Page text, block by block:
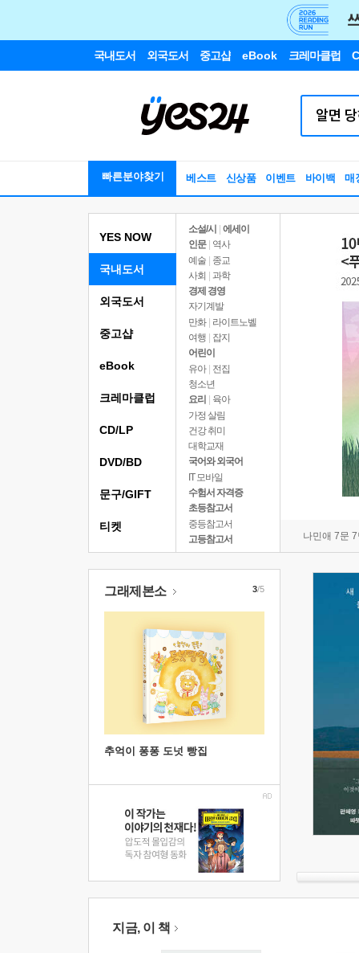
국내도서 외국도서 중고샵 eBook 크레마클럽
빠른분야찾기 베스트 신상품 이벤트 바이백 매
YES NOW
국내도서
소설/시
에세이
인문
역사
예술 | 종교
사회 | 과학
경제 경영
자기계발
만화 | 라이트노벨
여행
잡지
어린이
유아 | 전집
청소년
요리
육아
가정 살림
건강 취미
대학교재
국어와 외국어
IT 모바일
수험서 자격증
초등참고서
중등참고서
고등참고서
나민애 7문
외국도서
중고샵
eBook
크레마클럽
CD/LP
DVD/BD
문구/GIFT
티켓
그래제본소
추억이 퐁퐁 도넛 빵집
3/5
지금, 이 책